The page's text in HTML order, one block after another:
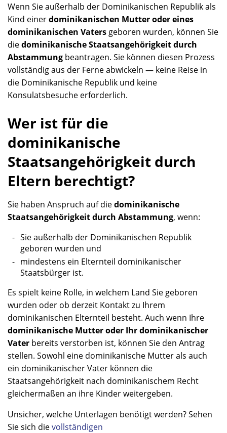
Wenn Sie außerhalb der Dominikanischen Republik als
Kind einerdominikanischen Mutter oder eines
dominikanischen Vaters geboren wurden, können Sie
diedominikanische Staatsangehörigkeit durch
Abstammung beantragen. Sie können diesen Prozess
vollständig aus der Ferne abwickeln — keine Reise in
die Dominikanische Republik und keine
Konsulatsbesuche erforderlich.
Wer ist für die
dominikanische
Staatsangehörigkeit durch
Eltern berechtigt?
Sie haben Anspruch auf diedominikanische
Staatsangehörigkeit durch Abstammung, wenn:
Sie außerhalb der Dominikanischen Republik
geboren wurden und
mindestens ein Elternteil dominikanischer
Staatsbürger ist.
Es spielt keine Rolle, in welchem Land Sie geboren
wurden oder ob derzeit Kontakt zu Ihrem
dominikanischen Elternteil besteht. Auch wenn Ihre
dominikanische Mutter oder Ihr dominikanischer
Vater bereits verstorben ist, können Sie den Antrag
stellen. Sowohl eine dominikanische Mutter als auch
ein dominikanischer Vater können die
Staatsangehörigkeit nach dominikanischem Recht
gleichermaßen an ihre Kinder weitergeben.
Unsicher, welche Unterlagen benötigt werden? Sehen
Sie sich dievollständigen